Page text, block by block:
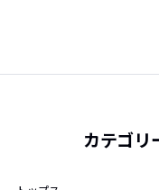
カテゴリ